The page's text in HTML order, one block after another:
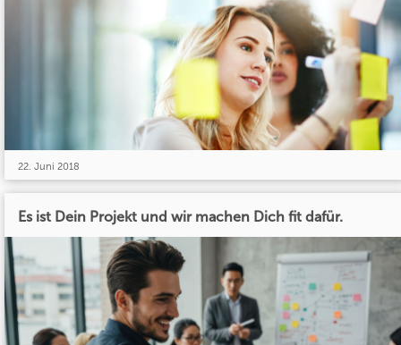
22. Juni 2018
Es ist Dein Projekt und wir machen Dich fit dafür.